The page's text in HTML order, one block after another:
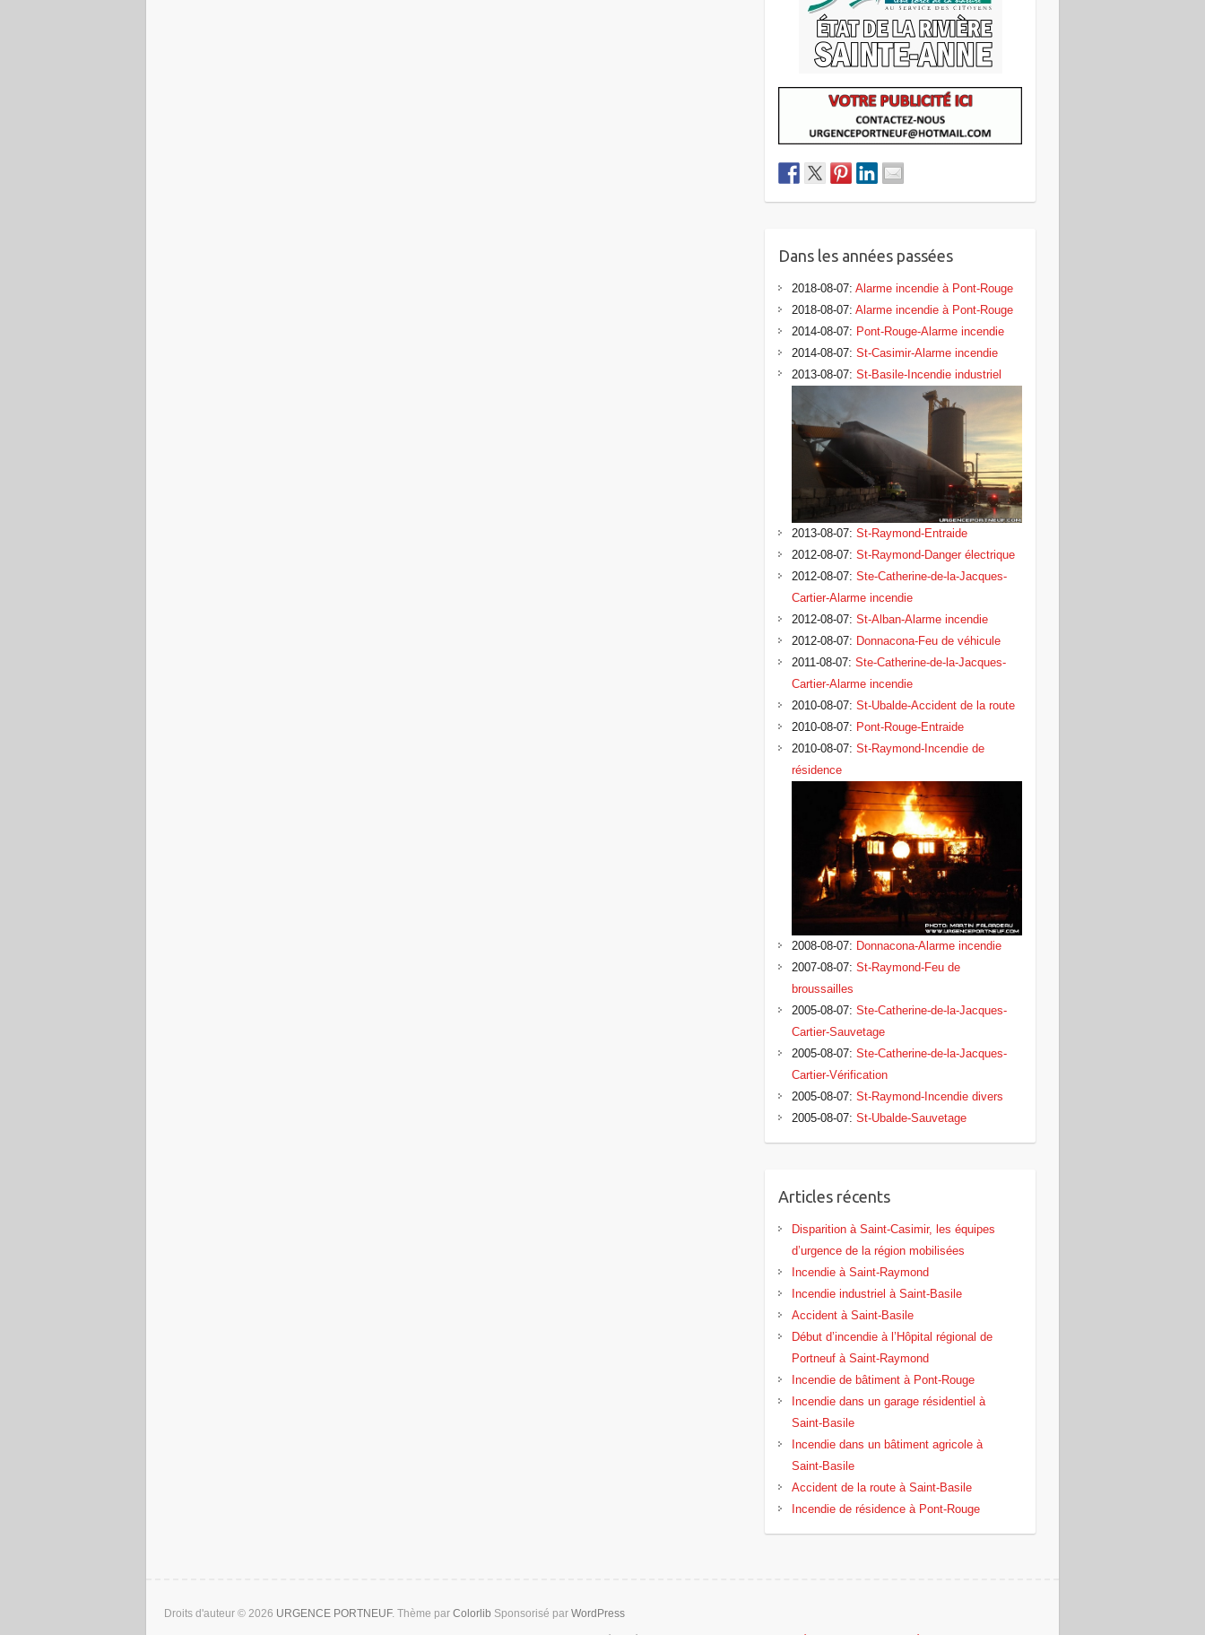
Dans les années passées
2018-08-07: Alarme incendie à Pont-Rouge
2018-08-07: Alarme incendie à Pont-Rouge
2014-08-07: Pont-Rouge-Alarme incendie
2014-08-07: St-Casimir-Alarme incendie
2013-08-07: St-Basile-Incendie industriel
2013-08-07: St-Raymond-Entraide
2012-08-07: St-Raymond-Danger électrique
2012-08-07: Ste-Catherine-de-la-Jacques-
Cartier-Alarme incendie
2012-08-07: St-Alban-Alarme incendie
2012-08-07: Donnacona-Feu de véhicule
2011-08-07: Ste-Catherine-de-la-Jacques-
Cartier-Alarme incendie
2010-08-07: St-Ubalde-Accident de la route
2010-08-07: Pont-Rouge-Entraide
2010-08-07: St-Raymond-Incendie de
résidence
2008-08-07: Donnacona-Alarme incendie
2007-08-07: St-Raymond-Feu de
broussailles
2005-08-07: Ste-Catherine-de-la-Jacques-
Cartier-Sauvetage
2005-08-07: Ste-Catherine-de-la-Jacques-
Cartier-Vérification
2005-08-07: St-Raymond-Incendie divers
2005-08-07: St-Ubalde-Sauvetage
Articles récents
Disparition à Saint-Casimir, les équipes
d’urgence de la région mobilisées
Incendie à Saint-Raymond
Incendie industriel à Saint-Basile
Accident à Saint-Basile
Début d’incendie à l’Hôpital régional de
Portneuf à Saint-Raymond
Incendie de bâtiment à Pont‑Rouge
Incendie dans un garage résidentiel à
Saint‑Basile
Incendie dans un bâtiment agricole à
Saint‑Basile
Accident de la route à Saint-Basile
Incendie de résidence à Pont-Rouge
Droits d'auteur © 2026 URGENCE PORTNEUF. Thème par Colorlib Sponsorisé par WordPress